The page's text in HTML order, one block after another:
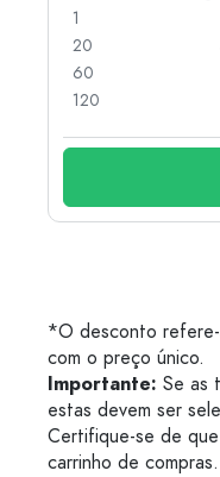
1
20
60
120
*O desconto refere-
com o preço único.
Importante: Se as
estas devem ser
Certifique-se de
carrinho de compras.